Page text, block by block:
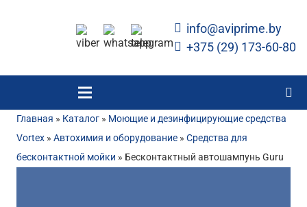
info@aviprime.by
+375 (29) 173-60-80
Главная » Каталог » Моющие и дезинфицирующие средства
Vortex » Автохимия и оборудование » Средства для
бесконтактной мойки » Бесконтактный автошампунь Guru